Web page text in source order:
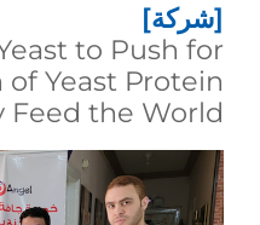
[شركة]
to Push for
Yeast Protein
Feed the World